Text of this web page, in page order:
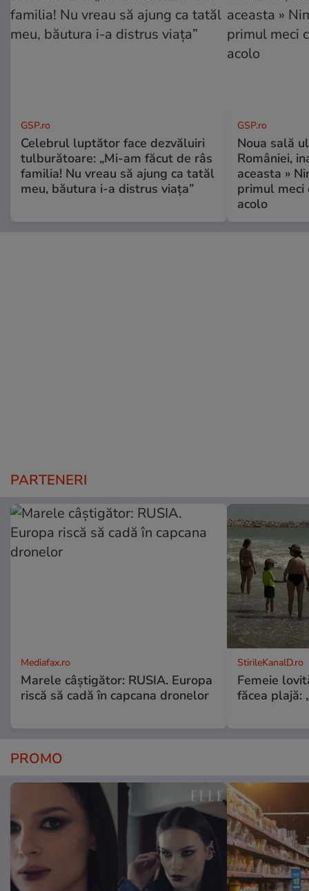
GSP.ro
Celebrul luptător face dezvăluiri
tulburătoare: „Mi-am făcut de râs
familia! Nu vreau să ajung ca tatăl
meu, băutura i-a distrus viața”
GSP.ro
Noua sală
României,
aceasta »
primul meci
acolo
PARTENERI
Mediafax.ro
Marele câștigător: RUSIA. Europa
riscă să cadă în capcana dronelor
StirileKanalD.ro
Femeie
făcea plajă:
PROMO